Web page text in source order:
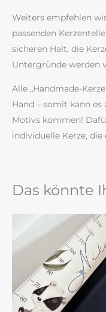
Weiters empfehlen
passenden
sicheren Halt, die
Untergründe werden
Alle „Handmade-
Hand – somit kann
Motivs kommen!
individuelle Kerze,
Das könnte